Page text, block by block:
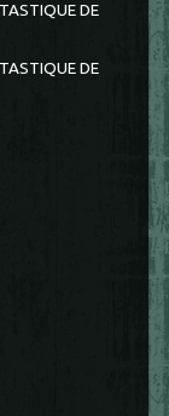
DE
DE